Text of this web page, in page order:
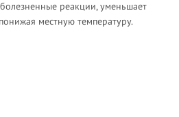
реакции, уменьшает
местную температуру.